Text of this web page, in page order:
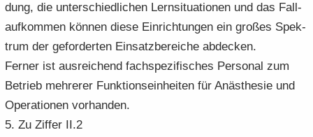
dung, die un­ter­schied­li­chen Lern­si­tua­tio­nen und das Fall­
auf­kom­men kön­nen diese Ein­rich­tun­gen ein gro­ßes Spek­
trum der ge­for­der­ten Ein­satz­be­rei­che ab­de­cken.
Fer­ner ist aus­rei­chend fach­spe­zi­fi­sches Per­so­nal zum
Be­trieb meh­re­rer Funk­ti­ons­ein­hei­ten für An­äs­the­sie und
Ope­ra­tio­nen vor­han­den.
5. Zu Zif­fer II.2